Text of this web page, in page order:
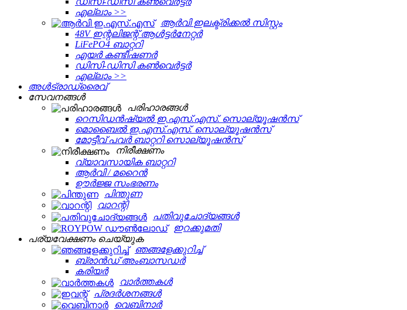
എല്ലാം >>
ആർവി ഇലക്ട്രിക്കൽ സിസ്റ്റം
48V ഇന്റലിജന്റ് ആൾട്ടർനേറ്റർ
LiFePO4 ബാറ്ററി
എയർ കണ്ടീഷണർ
ഡിസി-ഡിസി കൺവെർട്ടർ
എല്ലാം >>
അൾട്രാഡ്രൈവ്
സേവനങ്ങള്‍
പരിഹാരങ്ങൾ
റെസിഡൻഷ്യൽ ഇ.എസ്.എസ്. സൊല്യൂഷൻസ്
മൊബൈൽ ഇ.എസ്.എസ്. സൊല്യൂഷൻസ്
മോട്ടീവ് പവർ ബാറ്ററി സൊല്യൂഷൻസ്
നിരീക്ഷണം
വ്യാവസായിക ബാറ്ററി
ആർവി / മറൈൻ
ഊർജ്ജ സംഭരണം
പിന്തുണ
വാറന്റി
പതിവുചോദ്യങ്ങൾ
ഇറക്കുമതി
പര്യവേക്ഷണം ചെയ്യുക
ഞങ്ങളേക്കുറിച്ച്
ബ്രാൻഡ് അംബാസഡർ
കരിയർ
വാർത്തകൾ
പ്രദർശനങ്ങൾ
വെബിനാർ